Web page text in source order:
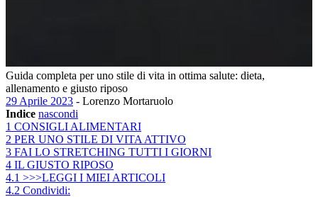
Guida completa per uno stile di vita in ottima salute: dieta,
allenamento e giusto riposo
29 Aprile 2023 - Lorenzo Mortaruolo
Indice nascondi
1 CONSIGLI ALIMENTARI
2 PER UNO STILE DI VITA ATTIVO
3 FAI LO STRETCHING TUTTI I GIORNI
4 IL GIUSTO RIPOSO
4.1 >>>LEGGI I MIEI ARTICOLI
4.2 Condividi: